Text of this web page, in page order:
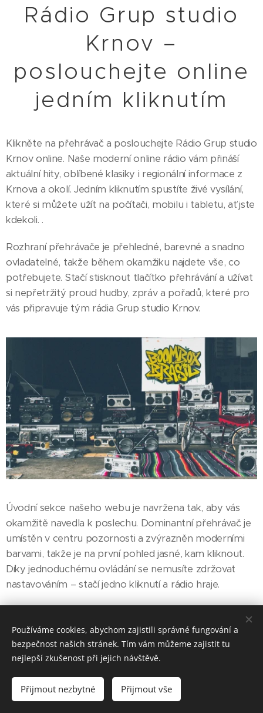
Rádio Grup studio
Krnov –
poslouchejte online
jedním kliknutím
Klikněte na přehrávač a poslouchejte Rádio Grup studio
Krnov online. Naše moderní online rádio vám přináší
aktuální hity, oblíbené klasiky i regionální informace z
Krnova a okolí. Jedním kliknutím spustíte živé vysílání,
které si můžete užít na počítači, mobilu i tabletu, ať jste
kdekoli. .
Rozhraní přehrávače je přehledné, barevné a snadno
ovladatelné, takže během okamžiku najdete vše, co
potřebujete. Stačí stisknout tlačítko přehrávání a užívat
si nepřetržitý proud hudby, zpráv a pořadů, které pro
vás připravuje tým rádia Grup studio Krnov.
Úvodní sekce našeho webu je navržena tak, aby vás
okamžitě navedla k poslechu. Dominantní přehrávač je
umístěn v centru pozornosti a zvýrazněn moderními
barvami, takže je na první pohled jasné, kam kliknout.
Díky jednoduchému ovládání se nemusíte zdržovat
nastavováním – stačí jedno kliknutí a rádio hraje.
poslech bez složitého hledání. Rádio Grup studio Krnov
je tu pro vás 24/7 – klikněte na přehrávač a nalaďte se
na naši atmosféru.
Vytvořte si webové stránky zdarma!
Používáme cookies, abychom zajistili správné fungování a
bezpečnost našich stránek. Tím vám můžeme zajistit tu
nejlepší zkušenost při jejich návštěvě.
Přijmout nezbytné Přijmout vše